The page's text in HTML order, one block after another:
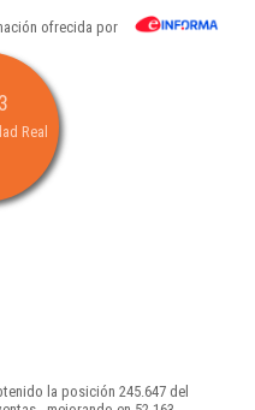
ofrecida por
Real
la posición 245.647 del